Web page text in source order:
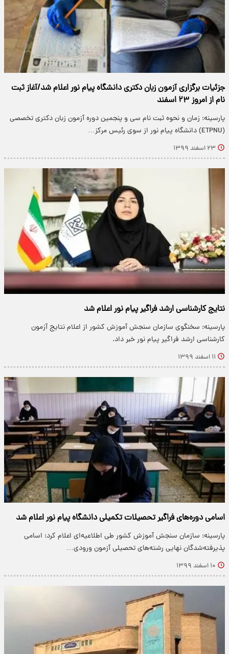
جزئیات برگزاری آزمون زبان دکتری دانشگاه پیام نور اعلام شد/آغاز ثبت
نام از امروز ۲۳ اسفند
پارسینه: زمان و نحوه ثبت نام سی و پنجمین دوره آزمون زبان دکتری تخصصی
(ETPNU) دانشگاه پیام نور از سوی رئیس مرکز…
۲۳ اسفند ۱۳۹۹
نتایج کارشناسی ارشد فراگیر پیام نور اعلام شد
پارسینه: سخنگوی سازمان سنجش آموزش کشور از اعلام نتایج آزمون
کارشناسی ارشد فراگیر پیام نور خبر داد.
۱۱ اسفند ۱۳۹۹
اسامی دوره‌های فراگیر تحصیلات تکمیلی دانشگاه پیام نور اعلام شد
پارسینه: سازمان سنجش آموزش کشور طی اطلاعیه‌ای اعلام کرد: اسامی
پذیرفته‌شدگان نهایی رشته‌های تحصیلی آزمون ورودی…
۱۰ اسفند ۱۳۹۹